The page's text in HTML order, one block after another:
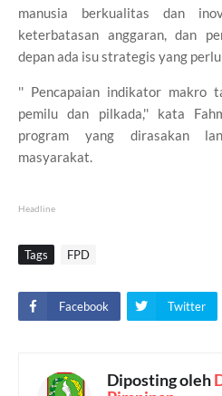
manusia berkualitas dan
keterbatasan anggaran, dan
depan ada isu strategis yang
'' Pencapaian indikator makro
pemilu dan pilkada,'' kata
program yang dirasakan
masyarakat.
Headline
Tags FPD
Facebook Twitter
Diposting oleh